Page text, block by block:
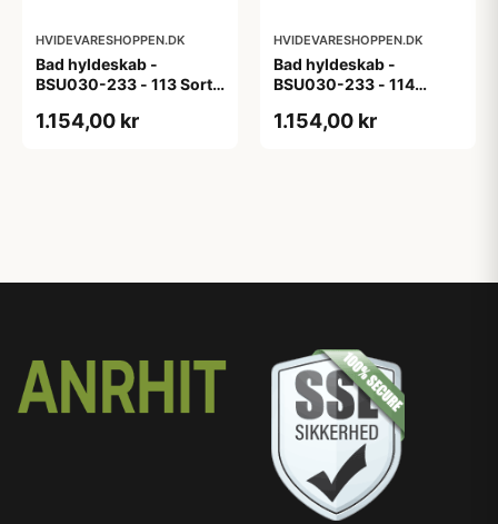
HVIDEVARESHOPPEN.DK
Bad hyldeskab -
BSU030-233 - 113 Sort
1.154,00 kr
HVIDEVARESHOPPEN.DK
Bad hyldeskab -
BSU030-233 - 114
m/eg ABS-kant
1.154,00 kr